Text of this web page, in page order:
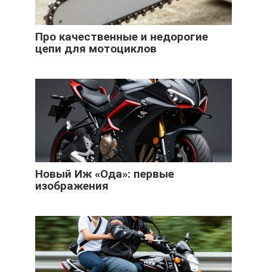
Про качественные и недорогие
цепи для мотоциклов
Новый Иж «Ода»: первые
изображения